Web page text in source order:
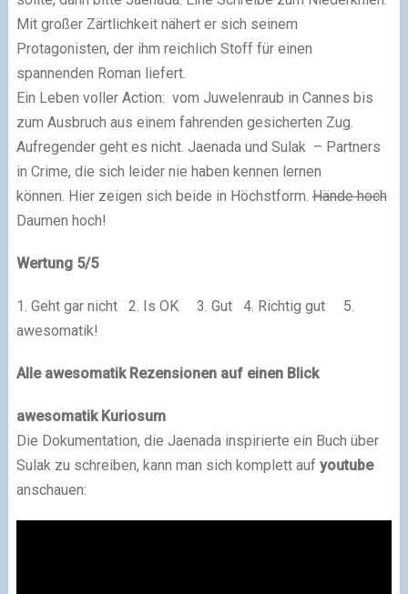
Mit großer Zärtlichkeit nähert er sich seinem
Protagonisten, der ihm reichlich Stoff für einen
spannenden Roman liefert.
Ein Leben voller Action: vom Juwelenraub in Cannes bis
zum Ausbruch aus einem fahrenden gesicherten Zug.
Aufregender geht es nicht. Jaenada und Sulak – Partners
in Crime, die sich leider nie haben kennen lernen
können. Hier zeigen sich beide in Höchstform.Hände hoch
Daumen hoch!
Wertung 5/5
1. Geht gar nicht 2. Is OK 3. Gut 4. Richtig gut 5.
awesomatik!
Alle awesomatik Rezensionen auf einen Blick
awesomatik Kuriosum
Die Dokumentation, die Jaenada inspirierte ein Buch über
Sulak zu schreiben, kann man sich komplett auf youtube
anschauen: